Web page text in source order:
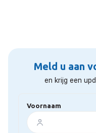
Meld u aan
en krijg een
Voornaam